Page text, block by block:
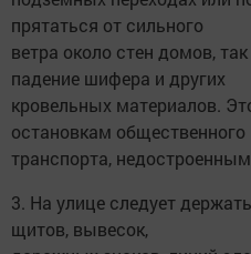
прятаться от сильного
ветра около стен домов,
падение шифера и других
кровельных материалов.
остановкам общественного
транспорта,
3. На улице следует
щитов, вывесок,